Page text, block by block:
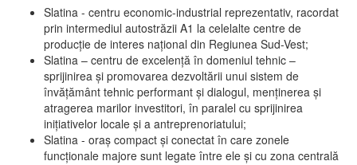
Slatina - centru economic-industrial reprezentativ, racordat
prin intermediul autostrăzii A1 la celelalte centre de
producţie de interes naţional din Regiunea Sud-Vest;
Slatina – centru de excelenţă în domeniul tehnic –
sprijinirea şi promovarea dezvoltării unui sistem de
învăţământ tehnic performant şi dialogul, menţinerea şi
atragerea marilor investitori, în paralel cu sprijinirea
iniţiativelor locale şi a antreprenoriatului;
Slatina - oraş compact şi conectat în care zonele
funcţionale majore sunt legate între ele şi cu zona centrală